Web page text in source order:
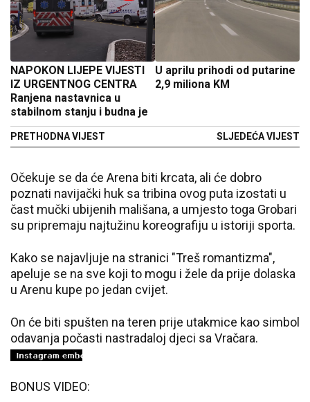
NAPOKON LIJEPE VIJESTI
IZ URGENTNOG CENTRA
Ranjena nastavnica u
stabilnom stanju i budna je
PRETHODNA VIJEST
U aprilu prihodi od putarine
2,9 miliona KM
SLJEDEĆA VIJEST
Očekuje se da će Arena biti krcata, ali će dobro
poznati navijački huk sa tribina ovog puta izostati u
čast mučki ubijenih mališana, a umjesto toga Grobari
su pripremaju najtužinu koreografiju u istoriji sporta.
Kako se najavljuje na stranici "Treš romantizma",
apeluje se na sve koji to mogu i žele da prije dolaska
u Arenu kupe po jedan cvijet.
On će biti spušten na teren prije utakmice kao simbol
odavanja počasti nastradaloj djeci sa Vračara.
BONUS VIDEO: